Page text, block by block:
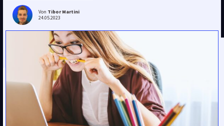
Von Tibor Martini
24.05.2023